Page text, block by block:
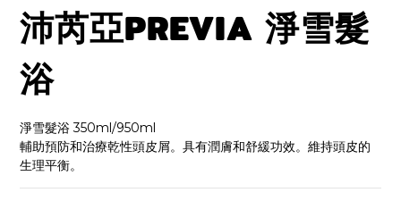
沛芮亞PREVIA 淨雪髮
浴
淨雪髮浴 350ml/950ml
輔助預防和治療乾性頭皮屑。具有潤膚和舒緩功效。維持頭皮的
生理平衡。